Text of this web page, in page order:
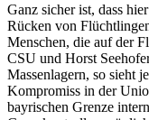
Ganz sicher ist, dass
Rücken von
Menschen, die auf der
CSU und Horst
Massenlagern, so sieht
Kompromiss in der
bayrischen Grenze